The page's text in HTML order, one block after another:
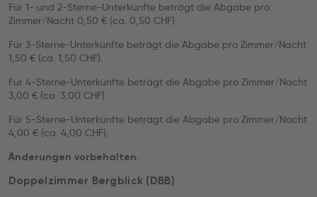
Für 1- und 2-Sterne-Unterkünfte beträgt die Abgabe pro
Zimmer/Nacht 0,50 € (ca. 0,50 CHF).
Für 3-Sterne-Unterkünfte beträgt die Abgabe pro Zimmer/Nacht
1,50 € (ca. 1,50 CHF).
Für 4-Sterne-Unterkünfte beträgt die Abgabe pro Zimmer/Nacht
3,00 € (ca. 3,00 CHF).
Für 5-Sterne-Unterkünfte beträgt die Abgabe pro Zimmer/Nacht
4,00 € (ca. 4,00 CHF).
Änderungen vorbehalten.
Doppelzimmer Bergblick (DBB)